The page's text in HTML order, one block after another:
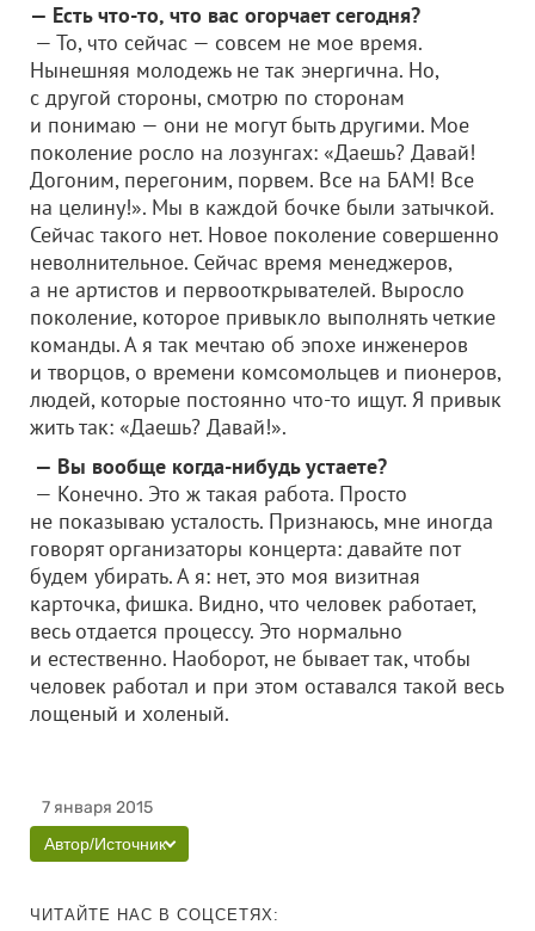
— Есть что-то, что вас огорчает сегодня?
— То, что сейчас — совсем не мое время.
Нынешняя молодежь не так энергична. Но,
с другой стороны, смотрю по сторонам
и понимаю — они не могут быть другими. Мое
поколение росло на лозунгах: «Даешь? Давай!
Догоним, перегоним, порвем. Все на БАМ! Все
на целину!». Мы в каждой бочке были затычкой.
Сейчас такого нет. Новое поколение совершенно
неволнительное. Сейчас время менеджеров,
а не артистов и первооткрывателей. Выросло
поколение, которое привыкло выполнять четкие
команды. А я так мечтаю об эпохе инженеров
и творцов, о времени комсомольцев и пионеров,
людей, которые постоянно что-то ищут. Я привык
жить так: «Даешь? Давай!».
— Вы вообще когда-нибудь устаете?
— Конечно. Это ж такая работа. Просто
не показываю усталость. Признаюсь, мне иногда
говорят организаторы концерта: давайте пот
будем убирать. А я: нет, это моя визитная
карточка, фишка. Видно, что человек работает,
весь отдается процессу. Это нормально
и естественно. Наоборот, не бывает так, чтобы
человек работал и при этом оставался такой весь
лощеный и холеный.
7 января 2015
Автор/Источник
ЧИТАЙТЕ НАС В СОЦСЕТЯХ: